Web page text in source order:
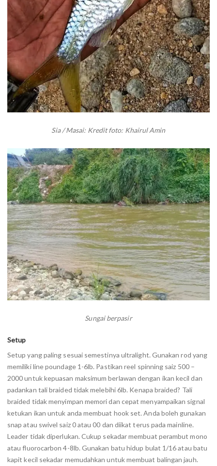
Sia / Masai: Kredit foto: Khairul Amin
Sungai berpasir
Setup
Setup yang paling sesuai semestinya ultralight. Gunakan rod yang
memiliki line poundage 1-6lb. Pastikan reel spinning saiz 500 –
2000 untuk kepuasan maksimum berlawan dengan ikan kecil dan
padankan tali braided tidak melebihi 6lb. Kenapa braided? Tali
braided tidak menyimpan memori dan cepat menyampaikan signal
ketukan ikan untuk anda membuat hook set. Anda boleh gunakan
snap atau swivel saiz 0 atau 00 dan diikat terus pada mainline.
Leader tidak diperlukan. Cukup sekadar membuat perambut mono
atau fluorocarbon 4-8lb. Gunakan batu hidup bulat 1/16 atau batu
kapit kecil sekadar memudahkan untuk membuat balingan jauh.